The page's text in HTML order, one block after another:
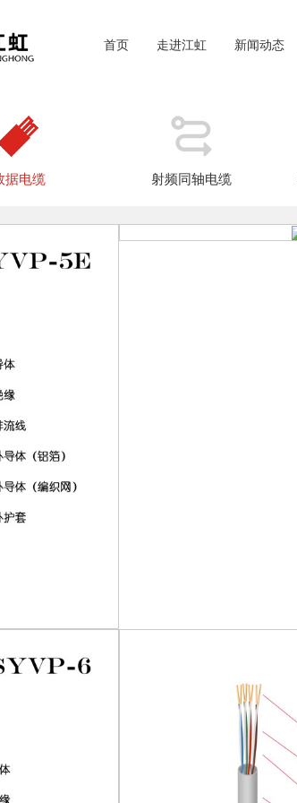
首页 走进江虹 新闻动态
据电缆 射频同轴电缆